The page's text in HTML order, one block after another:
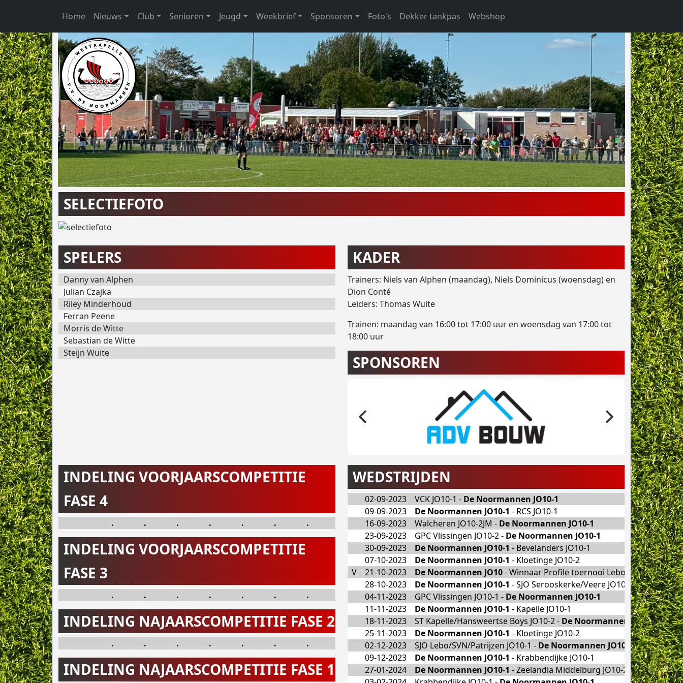
Home Nieuws Club Senioren Jeugd Weekbrief Sponsoren Foto's Dekker tankpas Webshop
SELECTIEFOTO
SPELERS
Danny van Alphen
Julian Czajka
Riley Minderhoud
Ferran Peene
Morris de Witte
Sebastian de Witte
Steijn Wuite
KADER
Trainers: Niels van Alphen (maandag), Niels Dominicus (woensdag) en
Dion Conté
Leiders: Thomas Wuite
Trainen: maandag van 16:00 tot 17:00 uur en woensdag van 17:00 tot
18:00 uur
SPONSOREN
INDELING VOORJAARSCOMPETITIE
FASE 4
. . . . . . .
INDELING VOORJAARSCOMPETITIE
FASE 3
. . . . . . .
INDELING NAJAARSCOMPETITIE FASE 2
. . . . . . .
INDELING NAJAARSCOMPETITIE FASE 1
WEDSTRIJDEN
02-09-2023 VCK JO10-1 - De Noormannen JO10-1
09-09-2023
De Noormannen JO10-1 - RCS JO10-1
16-09-2023
Walcheren JO10-2JM - De Noormannen JO10-1
23-09-2023
GPC Vlissingen JO10-2 - De Noormannen JO10-1
30-09-2023
De Noormannen JO10-1 - Bevelanders JO10-1
07-10-2023
De Noormannen JO10-1 - Kloetinge JO10-2
V
21-10-2023 De Noormannen JO10- Winnaar Profile toernooi Lebo-Nieuwd-Patr
28-10-2023
De Noormannen JO10-1 - SJO Serooskerke/Veere JO10-1
04-11-2023
GPC Vlissingen JO10-1 - De Noormannen JO10-1
11-11-2023
De Noormannen JO10-1 - Kapelle JO10-1
18-11-2023
ST Kapelle/Hansweertse Boys JO10-2 - De Noormannen JO10-1
25-11-2023
De Noormannen JO10-1 - Kloetinge JO10-2
02-12-2023
SJO Lebo/SVN/Patrijzen JO10-1 - De Noormannen JO10-1
09-12-2023
De Noormannen JO10-1 - Krabbendijke JO10-1
27-01-2024
De Noormannen JO10-1 - Zeelandia Middelburg JO10-2